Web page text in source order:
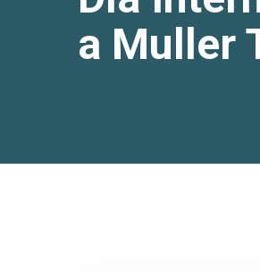
a Muller